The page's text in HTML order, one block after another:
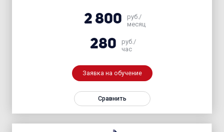
2 800
руб./
месяц
280
руб./
час
Заявка на обучение
Сравнить